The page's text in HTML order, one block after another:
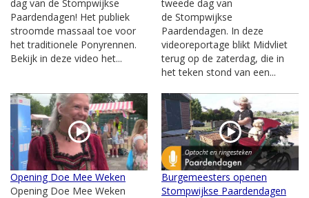
dag van de Stompwijkse
Paardendagen! Het publiek
stroomde massaal toe voor
het traditionele Ponyrennen.
Bekijk in deze video het...
tweede dag van
de Stompwijkse
Paardendagen. In deze
videoreportage blikt Midvliet
terug op de zaterdag, die in
het teken stond van een...
Opening Doe Mee Weken
Opening Doe Mee Weken
Burgemeesters openen
Stompwijkse Paardendagen